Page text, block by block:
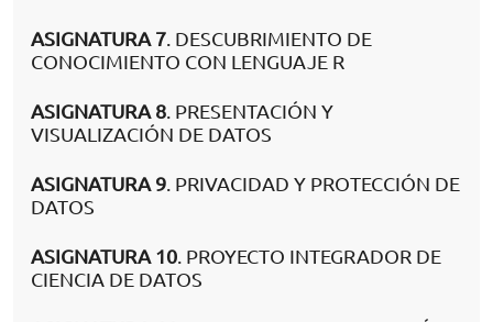
ASIGNATURA 7. DESCUBRIMIENTO DE
CONOCIMIENTO CON LENGUAJE R
ASIGNATURA 8. PRESENTACIÓN Y
VISUALIZACIÓN DE DATOS
ASIGNATURA 9. PRIVACIDAD Y PROTECCIÓN DE
DATOS
ASIGNATURA 10. PROYECTO INTEGRADOR DE
CIENCIA DE DATOS